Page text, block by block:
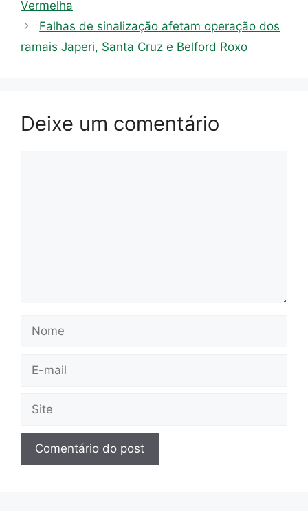
Vermelha
Falhas de sinalização afetam operação dos
ramais Japeri, Santa Cruz e Belford Roxo
Deixe um comentário
mail